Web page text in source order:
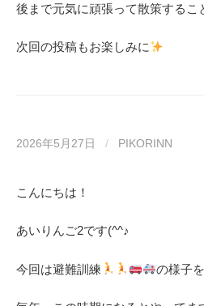
後まで元気に頑張って散策するこ
次回の投稿もお楽しみに
2026年5月27日 / PIKORINN
こんにちは！
あいりんご2です(^^♪
今回は避難訓練 の様子